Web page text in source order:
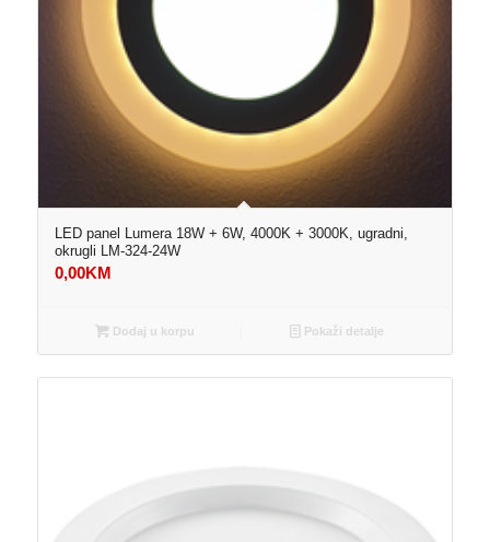
LED panel Lumera 18W + 6W, 4000K + 3000K, ugradni,
okrugli LM-324-24W
0,00KM
Dodaj u korpu Pokaži detalje